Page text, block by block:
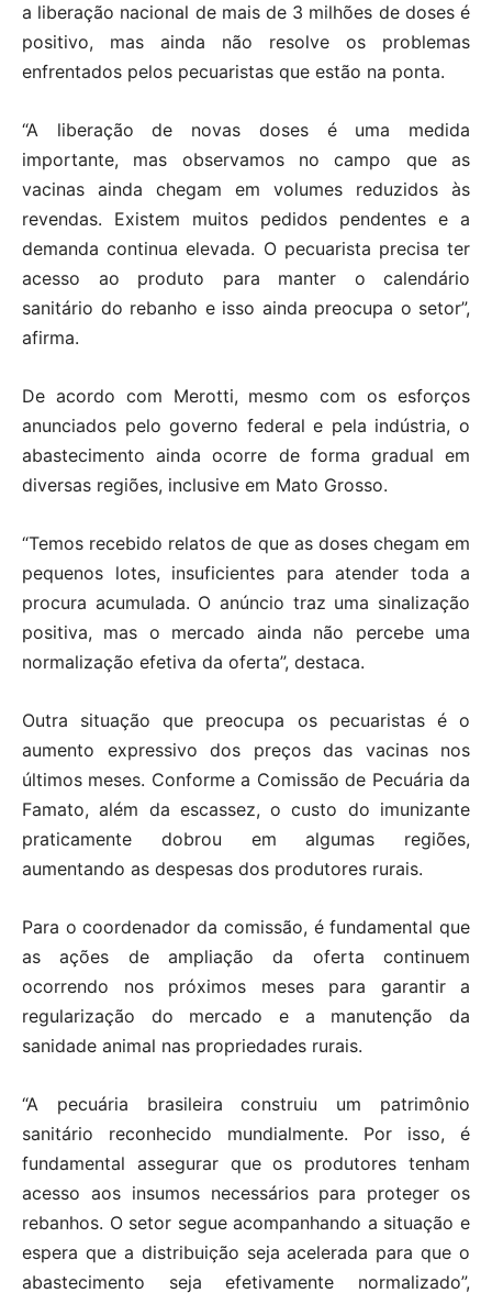
a liberação nacional de mais de 3 milhões de doses é
positivo, mas ainda não resolve os problemas
enfrentados pelos pecuaristas que estão na ponta.
“A liberação de novas doses é uma medida
importante, mas observamos no campo que as
vacinas ainda chegam em volumes reduzidos às
revendas. Existem muitos pedidos pendentes e a
demanda continua elevada. O pecuarista precisa ter
acesso ao produto para manter o calendário
sanitário do rebanho e isso ainda preocupa o setor”,
afirma.
De acordo com Merotti, mesmo com os esforços
anunciados pelo governo federal e pela indústria, o
abastecimento ainda ocorre de forma gradual em
diversas regiões, inclusive em Mato Grosso.
“Temos recebido relatos de que as doses chegam em
pequenos lotes, insuficientes para atender toda a
procura acumulada. O anúncio traz uma sinalização
positiva, mas o mercado ainda não percebe uma
normalização efetiva da oferta”, destaca.
Outra situação que preocupa os pecuaristas é o
aumento expressivo dos preços das vacinas nos
últimos meses. Conforme a Comissão de Pecuária da
Famato, além da escassez, o custo do imunizante
praticamente dobrou em algumas regiões,
aumentando as despesas dos produtores rurais.
Para o coordenador da comissão, é fundamental que
as ações de ampliação da oferta continuem
ocorrendo nos próximos meses para garantir a
regularização do mercado e a manutenção da
sanidade animal nas propriedades rurais.
“A pecuária brasileira construiu um patrimônio
sanitário reconhecido mundialmente. Por isso, é
fundamental assegurar que os produtores tenham
acesso aos insumos necessários para proteger os
rebanhos. O setor segue acompanhando a situação e
espera que a distribuição seja acelerada para que o
abastecimento seja efetivamente normalizado”,